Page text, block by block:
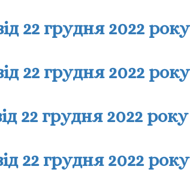
22 грудня 2022 року
22 грудня 2022 року
22 грудня 2022 року
22 грудня 2022 року